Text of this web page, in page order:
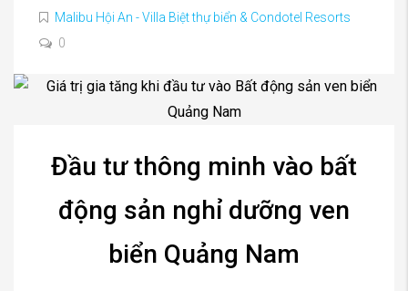
Malibu Hội An - Villa Biệt thự biển & Condotel Resorts
0
Đầu tư thông minh vào bất
động sản nghỉ dưỡng ven
biển Quảng Nam